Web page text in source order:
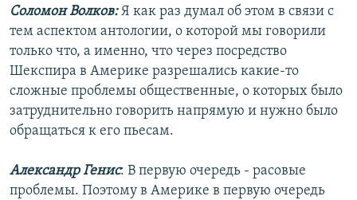
Соломон Волков:Я как раз думал об этом в связи с
тем аспектом антологии, о которой мы говорили
только что, а именно, что через посредство
Шекспира в Америке разрешались какие-то
сложные проблемы общественные, о которых было
затруднительно говорить напрямую и нужно было
обращаться к его пьесам.
Александр Генис: В первую очередь - расовые
проблемы. Поэтому в Америке в первую очередь